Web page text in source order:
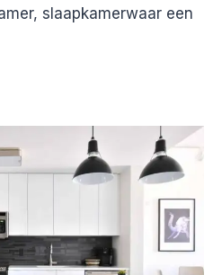
slaapkamerwaar een